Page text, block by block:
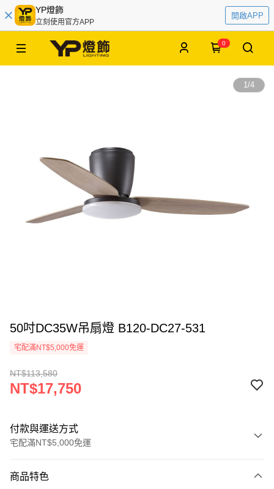
YP燈飾
立刻使用官方APP
開啟APP
0
1/4
50吋DC35W吊扇燈 B120-DC27-531
宅配滿NT$5,000免運
NT$113,580
NT$17,750
付款與運送方式
宅配滿NT$5,000免運
信用卡一次付款
商品特色